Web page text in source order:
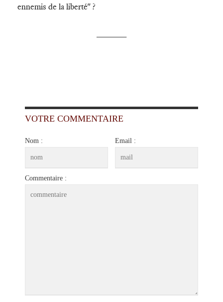
ennemis de la liberté" ?
VOTRE COMMENTAIRE
Nom : Email :
Commentaire :